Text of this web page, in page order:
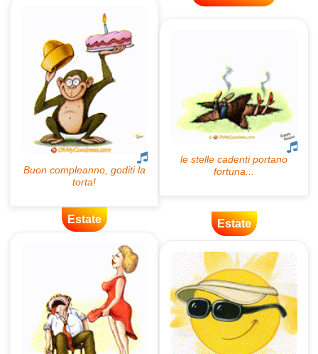
Estate Estate